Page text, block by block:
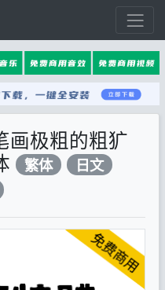
画极粗的粗犷
繁体
日文